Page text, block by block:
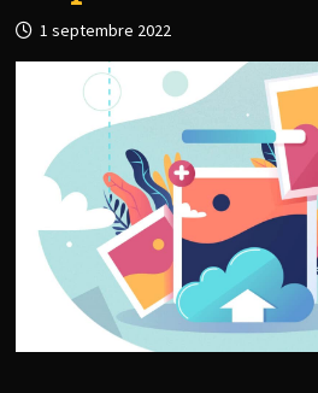
1 septembre 2022